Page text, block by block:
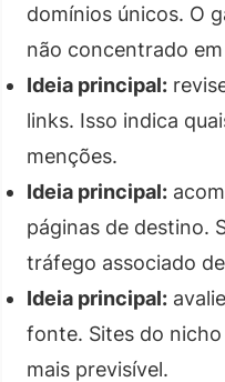
domínios únicos. O
não concentrado
Ideia principal:
links. Isso indica
menções.
Ideia principal:
páginas de destino.
tráfego associado
Ideia principal:
fonte. Sites do
mais previsível.